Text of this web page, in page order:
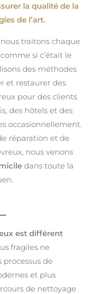
la qualité de la
de l’art.
traitons chaque
si c’était le
des méthodes
et restaurer des
pour des clients
des hôtels et des
occasionnellement.
réparation et de
nous venons
dans toute la
est différent
fragiles ne
de
et plus
de nettoyage